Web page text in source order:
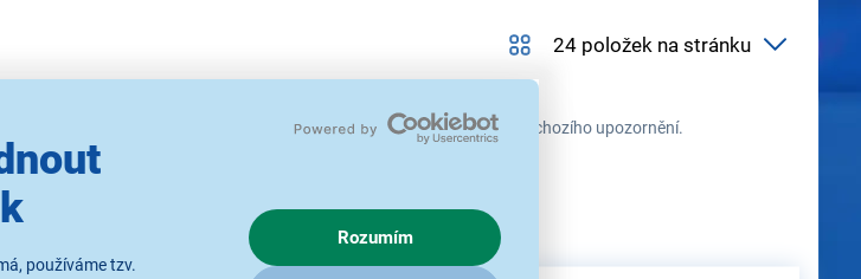
používáme tzv.
Rozumím
a technické specifikace se mohou v průběhu času změnit bez předchozího upozornění.